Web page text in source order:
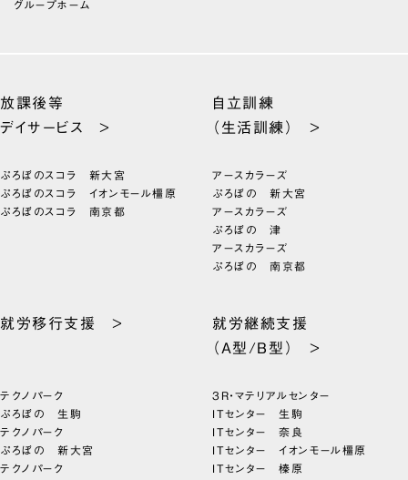
グループホーム
放課後等
デイサービス >
ぷろぼのスコラ 新大宮
ぷろぼのスコラ イオンモール橿原
ぷろぼのスコラ 南京都
自立訓練
（生活訓練） >
アースカラーズ
ぷろぼの 新大宮
アースカラーズ
ぷろぼの 津
アースカラーズ
ぷろぼの 南京都
就労移行支援 >
テクノパーク
ぷろぼの 生駒
テクノパーク
ぷろぼの 新大宮
テクノパーク
就労継続支援
（A型/B型） >
3R・マテリアルセンター
ITセンター 生駒
ITセンター 奈良
ITセンター イオンモール橿原
ITセンター 榛原